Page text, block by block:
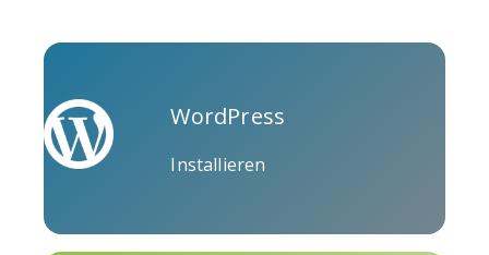
WordPress
Installieren